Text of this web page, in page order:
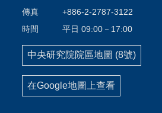
傳真
+886-2-2787-3122
時間
平日 09:00－17:00
中央研究院院區地圖 (8號)
在Google地圖上查看